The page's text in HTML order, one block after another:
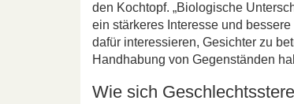
den Kochtopf. „Biologische
ein stärkeres Interesse und
dafür interessieren, Gesichter zu
Handhabung von Gegenständen
Wie sich